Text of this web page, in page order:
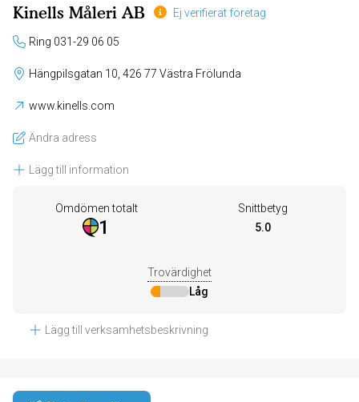
Kinells Måleri AB Ej verifierat företag
Ring 031-29 06 05
Hängpilsgatan 10, 426 77 Västra Frölunda
www.kinells.com
Ändra adress
Lägg till information
Omdömen totalt
1
Snittbetyg
5.0
Trovärdighet
Låg
Lägg till verksamhetsbeskrivning